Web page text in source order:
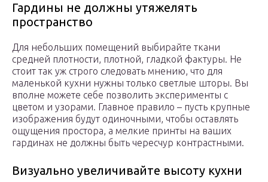
Гардины не должны утяжелять
пространство
Для небольших помещений выбирайте ткани
средней плотности, плотной, гладкой фактуры. Не
стоит так уж строго следовать мнению, что для
маленькой кухни нужны только светлые шторы. Вы
вполне можете себе позволить эксперименты с
цветом и узорами. Главное правило – пусть крупные
изображения будут одиночными, чтобы оставлять
ощущения простора, а мелкие принты на ваших
гардинах не должны быть чересчур контрастными.
Визуально увеличивайте высоту кухни